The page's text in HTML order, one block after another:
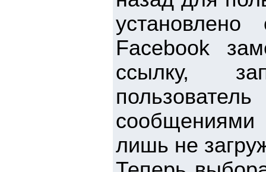
установлено
Facebook
ссылку,
лишь не